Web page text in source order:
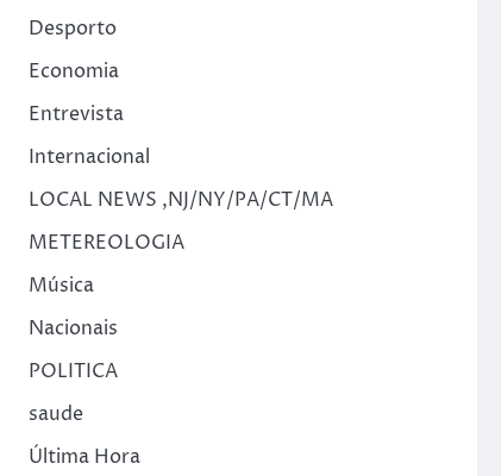
Desporto
Economia
Entrevista
Internacional
LOCAL NEWS ,NJ/NY/PA/CT/MA
METEREOLOGIA
Música
Nacionais
POLITICA
saude
Última Hora